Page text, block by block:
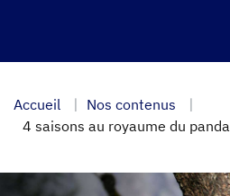
Accueil
Nos contenus
4 saisons au royaume du panda